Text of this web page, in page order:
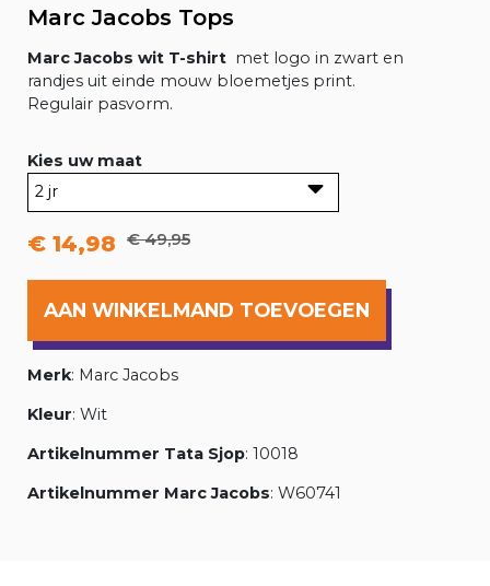
Marc Jacobs Tops
Marc Jacobs wit T-shirt met logo in zwart en
randjes uit einde mouw bloemetjes print.
Regulair pasvorm.
Kies uw maat
€ 14,98 € 49,95
AAN WINKELMAND TOEVOEGEN
Merk: Marc Jacobs
Kleur: Wit
Artikelnummer Tata Sjop: 10018
Artikelnummer Marc Jacobs: W60741